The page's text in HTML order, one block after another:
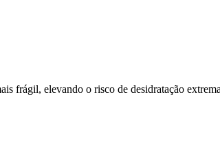
frágil, elevando o risco de desidratação